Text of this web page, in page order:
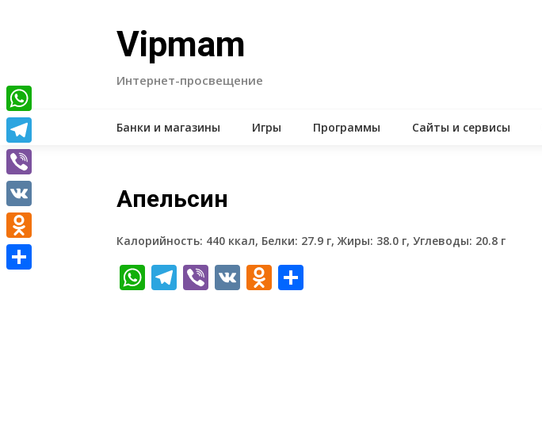
Vipmam
Интернет-просвещение
Банки и магазины Игры Программы Сайты и сервисы
Апельсин
Калорийность: 440 ккал, Белки: 27.9 г, Жиры: 38.0 г, Углеводы: 20.8 г
WhatsApp
Telegram
Viber
VKOdnoklassniki
WhatsApp
Telegram
Viber
VK
Odnoklassniki